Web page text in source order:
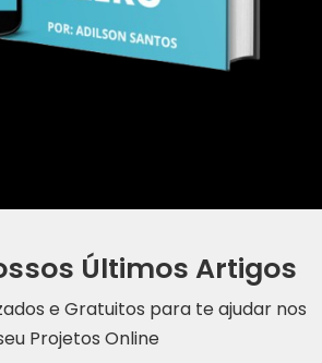
Últimos Artigos
e Gratuitos para te ajudar nos
Projetos Online